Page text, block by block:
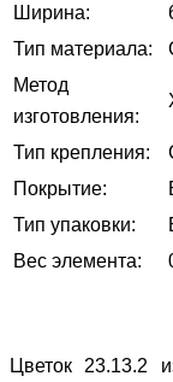
Ширина:
Тип материала:
Метод
изготовления:
Тип крепления:
Покрытие:
Тип упаковки:
Вес элемента:
Цветок 23.13.2